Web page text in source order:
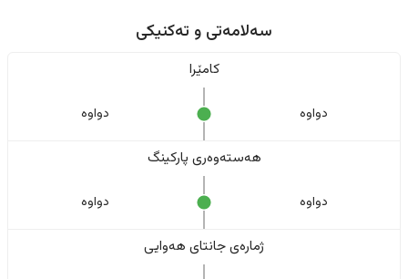
سەلامەتی و تەکنیکی
کامێرا
دواوە دواوە
هەستەوەری پارکینگ
دواوە دواوە
ژمارەی جانتای هەوایی